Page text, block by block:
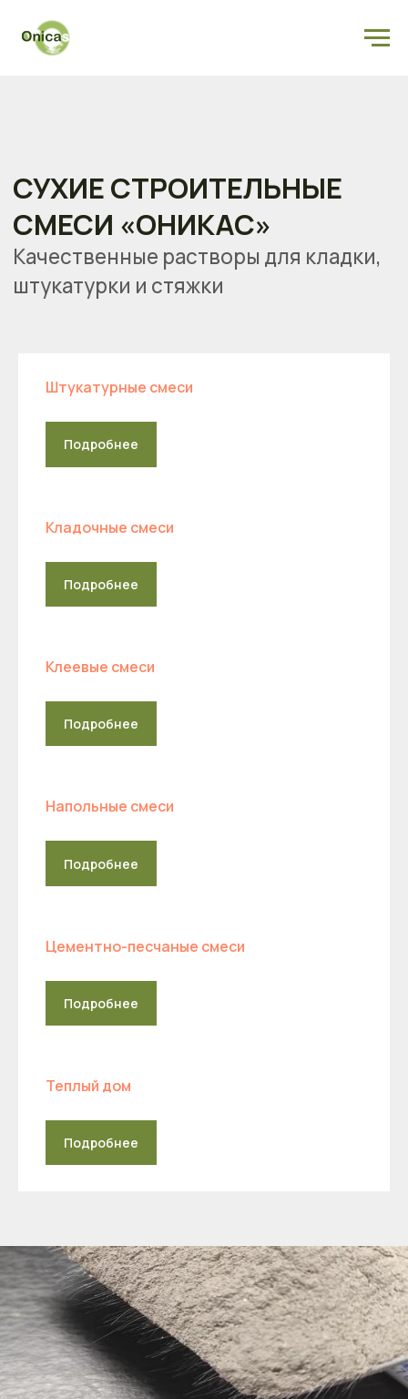
Качественные растворы для кладки,
штукатурки и стяжки
Штукатурные смеси
Подробнее
Кладочные смеси
Подробнее
Клеевые смеси
Подробнее
Напольные смеси
Подробнее
Цементно-песчаные смеси
Подробнее
Теплый дом
Подробнее
Все товары сертифицированы